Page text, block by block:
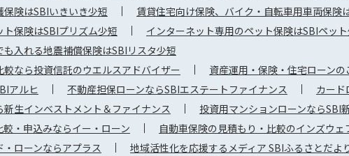
険はSBIいきいき少短
賃貸住宅向け保険、バイク・自転車用車両保険
保険はSBIプリズム少短
インターネット専用のペット保険はSBIペッ
入れる地震補償保険はSBIリスタ少短
なら投資信託のウエルスアドバイザー
資産運用・保険・住宅ローン
アルヒ
不動産担保ローンならSBIエステートファイナンス
カード
生インベストメント＆ファイナンス
投資用マンションローンならSBI
・申込みならイー・ローン
自動車保険の見積もり・比較のインズウェ
ローンならアプラス
地域活性化を応援するメディア SBIふるさとだよ